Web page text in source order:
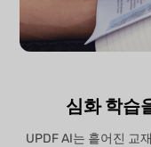
심화 학습
UPDF AI는 흩어진 교